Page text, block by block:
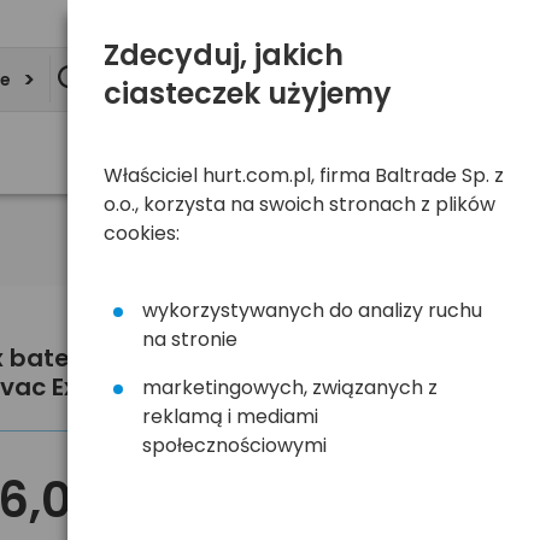
baterie do aparatów słuchowych
Extra 10
zł
Zdecyduj, jakich
ciasteczek użyjemy
Właściciel hurt.com.pl, firma Baltrade Sp. z
o.o., korzysta na swoich stronach z plików
cookies:
wykorzystywanych do analizy ruchu
na stronie
marketingowych, związanych z
reklamą i mediami
społecznościowymi